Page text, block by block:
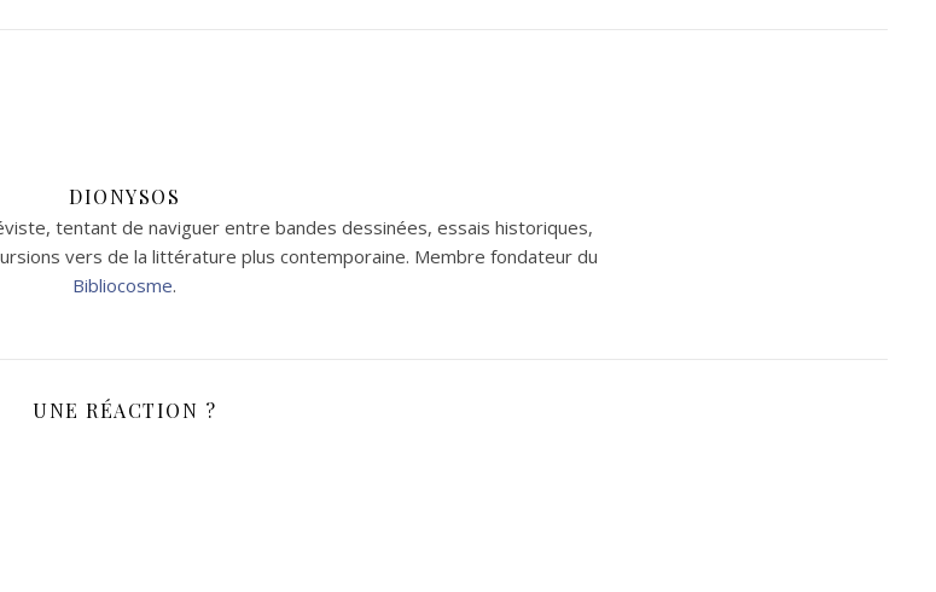
DIONYSOS
tentant de naviguer entre bandes dessinées, essais historiques,
vers de la littérature plus contemporaine. Membre fondateur du
Bibliocosme.
UNE RÉACTION ?